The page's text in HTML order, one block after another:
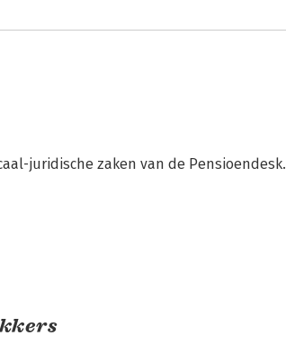
juridische zaken van de Pensioendesk.